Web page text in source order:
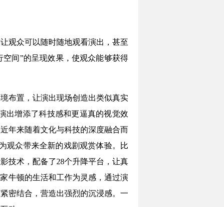
观众可以随时随地观看演出，甚至
间”的呈现效果，使观众能够获得
布置，让演出现场创造出类似真实
出增添了科技感和更逼真的视觉效
年来随着文化与科技的深度融合而
观众带来全新的戏剧观赏体验。比
技术，配备了28个升降平台，让真
牛顿的生活和工作为灵感，通过演
密结合，营造出强烈的沉浸感。一